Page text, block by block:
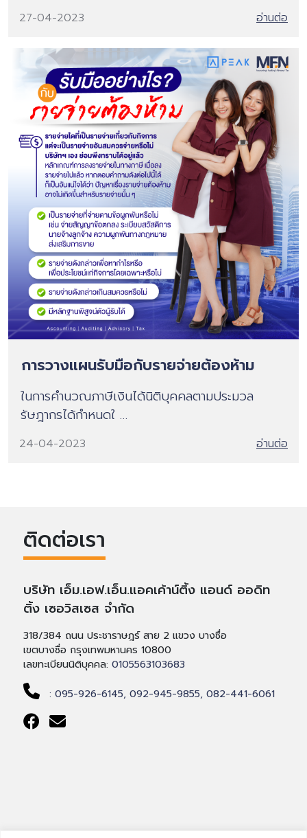
27-04-2023 อ่านต่อ
การวางแผนรับมือกับรายจ่ายต้องห้าม
ในการคำนวณภาษีเงินได้นิติบุคคลตามประมวล
รัษฎากรได้กำหนดใ …
24-04-2023 อ่านต่อ
ติดต่อเรา
บริษัท เอ็ม.เอฟ.เอ็น.แอคเค้าน์ติ้ง แอนด์ ออดิท
ติ้ง เซอวิสเซส จำกัด
318/384 ถนน ประชาราษฎร์ สาย 2 แขวง บางซื่อ
เขตบางซื่อ กรุงเทพมหานคร 10800
เลขทะเบียนนิติบุคคล: 0105563103683
: 095-926-6145, 092-945-9855, 082-441-6061